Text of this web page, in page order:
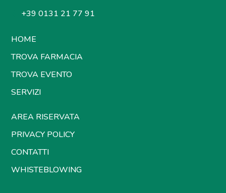
+39 0131 21 77 91
HOME
TROVA FARMACIA
TROVA EVENTO
SERVIZI
AREA RISERVATA
PRIVACY POLICY
CONTATTI
WHISTEBLOWING